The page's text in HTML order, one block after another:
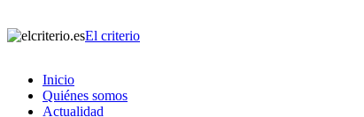
El criterio
Inicio
Quiénes somos
Actualidad